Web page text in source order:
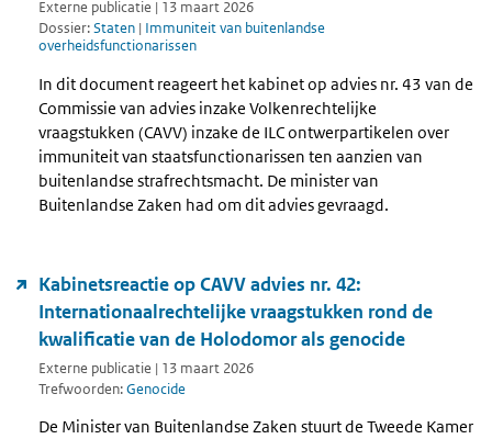
Externe publicatie | 13 maart 2026
Dossier:Staten | Immuniteit van buitenlandse
overheidsfunctionarissen
In dit document reageert het kabinet op advies nr. 43 van de
Commissie van advies inzake Volkenrechtelijke
vraagstukken (CAVV) inzake de ILC ontwerpartikelen over
immuniteit van staatsfunctionarissen ten aanzien van
buitenlandse strafrechtsmacht. De minister van
Buitenlandse Zaken had om dit advies gevraagd.
Kabinetsreactie op CAVV advies nr. 42:
Internationaalrechtelijke vraagstukken rond de
kwalificatie van de Holodomor als genocide
Externe publicatie | 13 maart 2026
Trefwoorden:Genocide
De Minister van Buitenlandse Zaken stuurt de Tweede Kamer